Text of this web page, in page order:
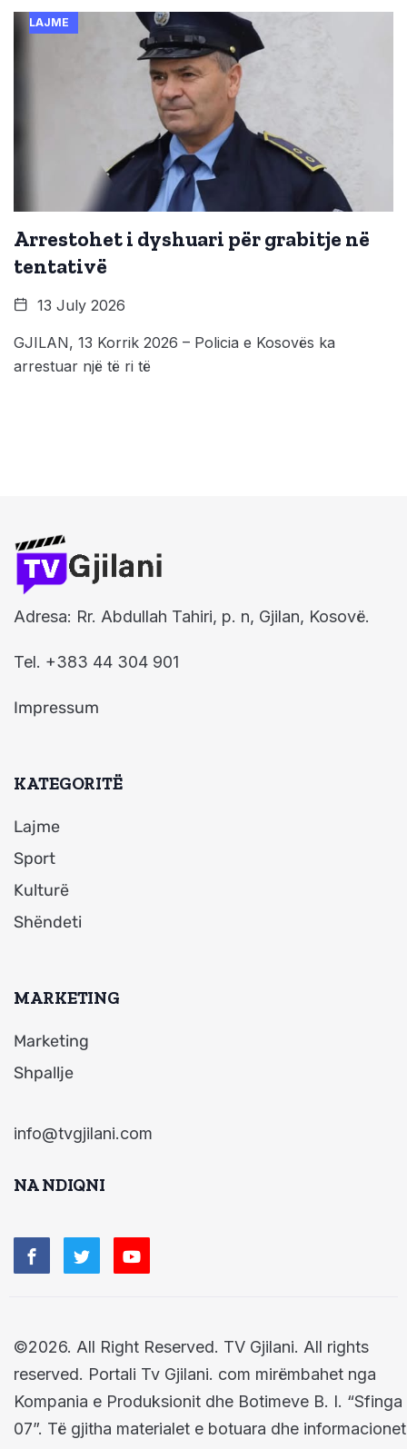
LAJME
Arrestohet i dyshuari për grabitje në
tentativë
13 July 2026
GJILAN, 13 Korrik 2026 – Policia e Kosovës ka
arrestuar një të ri të
Adresa: Rr. Abdullah Tahiri, p. n, Gjilan, Kosovë.
Tel. +383 44 304 901
Impressum
KATEGORITË
Lajme
Sport
Kulturë
Shëndeti
MARKETING
Marketing
Shpallje
info@tvgjilani.com
NA NDIQNI
©2026. All Right Reserved. TV Gjilani. All rights
reserved. Portali Tv Gjilani. com mirëmbahet nga
Kompania e Produksionit dhe Botimeve B. I. “Sfinga
07”. Të gjitha materialet e botuara dhe informacionet